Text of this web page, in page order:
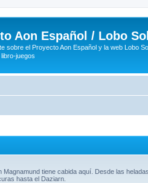
Aon Español / Lobo
sobre el Proyecto Aon Español y la web Lobo
juegos
Magnamund tiene cabida aquí. Desde las
hasta el Daziarn.